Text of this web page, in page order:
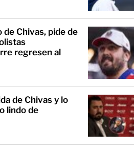
Chivas, pide de
regresen al
de Chivas y lo
lindo de